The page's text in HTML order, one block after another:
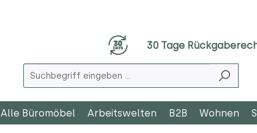
30 Tage
Alle Büromöbel Arbeitswelten B2B Wohnen